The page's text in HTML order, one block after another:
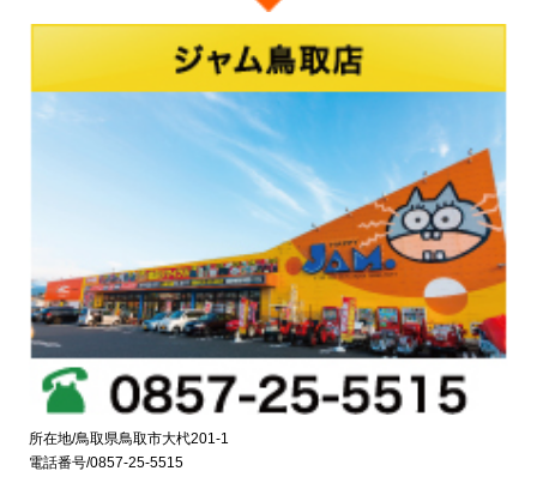
所在地/鳥取県鳥取市大杙201-1
電話番号/0857-25-5515